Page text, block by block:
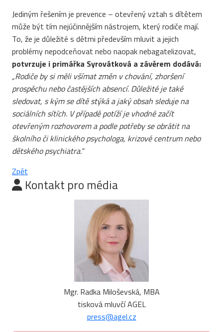
Jediným řešením je prevence – otevřený vztah s dítětem
může být tím nejúčinnějším nástrojem, který rodiče mají.
To, že je důležité s dětmi především mluvit a jejich
problémy nepodceňovat nebo naopak nebagatelizovat,
potvrzuje i primářka Syrovátková a závěrem dodává:
„Rodiče by si měli všímat změn v chování, zhoršení
prospěchu nebo častějších absencí. Důležité je také
sledovat, s kým se dítě stýká a jaký obsah sleduje na
sociálních sítích. V případě potíží je vhodné začít
otevřeným rozhovorem a podle potřeby se obrátit na
školního či klinického psychologa, krizové centrum nebo
dětského psychiatra.“
Zpět
Kontakt pro média
Mgr. Radka Miloševská, MBA
tisková mluvčí AGEL
press@agel.cz